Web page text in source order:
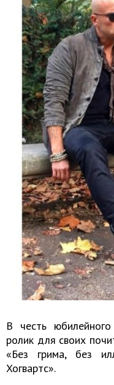
В честь
ролик для своих
«Без грима, без
Хогвартс».